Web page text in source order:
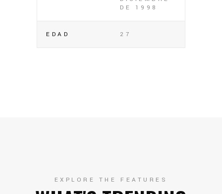
DE 1998
EDAD 27
EXPLORE THE FEATURES